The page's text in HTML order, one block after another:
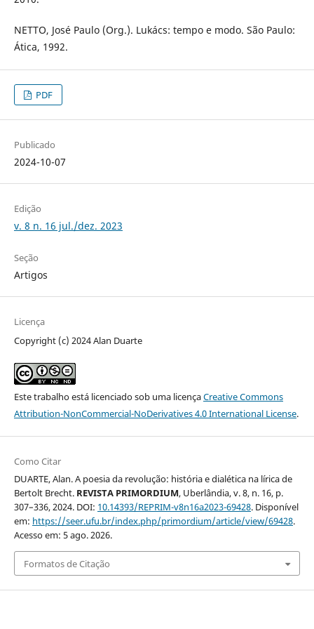
NETTO, José Paulo (Org.). Lukács: tempo e modo. São Paulo:
Ática, 1992.
PDF
Publicado
2024-10-07
Edição
v. 8 n. 16 jul./dez. 2023
Seção
Artigos
Licença
Copyright (c) 2024 Alan Duarte
Este trabalho está licenciado sob uma licençaCreative Commons
Attribution-NonCommercial-NoDerivatives 4.0 International License.
Como Citar
DUARTE, Alan. A poesia da revolução: história e dialética na lírica de
Bertolt Brecht. REVISTA PRIMORDIUM, Uberlândia, v. 8, n. 16, p.
307–336, 2024. DOI: 10.14393/REPRIM-v8n16a2023-69428. Disponível
em: https://seer.ufu.br/index.php/primordium/article/view/69428.
Acesso em: 5 ago. 2026.
Formatos de Citação